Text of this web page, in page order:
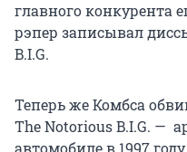
главного конкурента
рэпер записывал
B.I.G.
Теперь же Комбса
The Notorious B.I.G. —
автомобиле в 1997